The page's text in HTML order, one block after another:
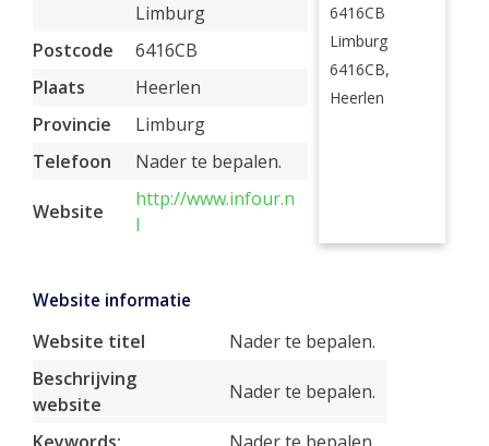
Limburg
Postcode
6416CB
Plaats
Heerlen
Provincie
Limburg
Telefoon
Nader te bepalen.
Website
http://www.infour.n
l
6416CB
Limburg
6416CB,
Heerlen
Website informatie
Website titel
Nader te bepalen.
Beschrijving
website
Nader te bepalen.